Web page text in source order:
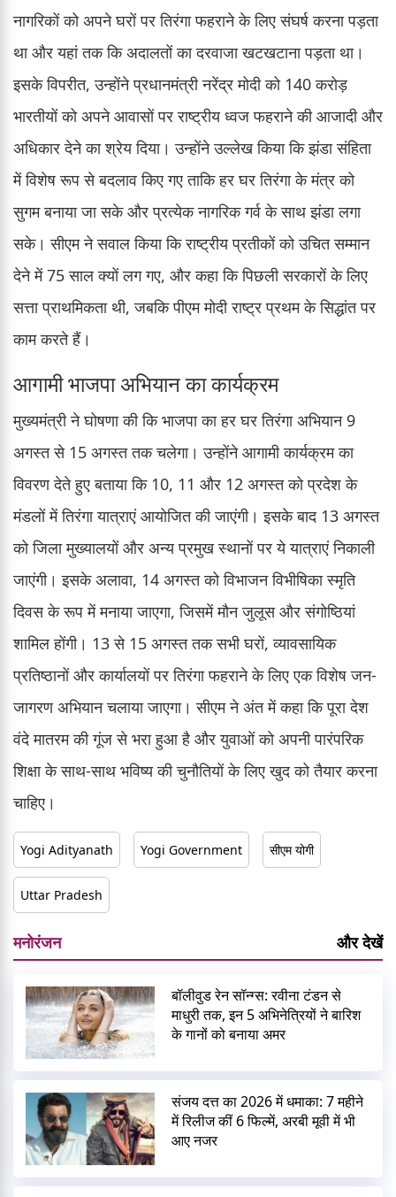
नागरिकों को अपने घरों पर तिरंगा फहराने के लिए संघर्ष करना पड़ता
था और यहां तक कि अदालतों का दरवाजा खटखटाना पड़ता था।
इसके विपरीत, उन्होंने प्रधानमंत्री नरेंद्र मोदी को 140 करोड़
भारतीयों को अपने आवासों पर राष्ट्रीय ध्वज फहराने की आजादी और
अधिकार देने का श्रेय दिया। उन्होंने उल्लेख किया कि झंडा संहिता
में विशेष रूप से बदलाव किए गए ताकि हर घर तिरंगा के मंत्र को
सुगम बनाया जा सके और प्रत्येक नागरिक गर्व के साथ झंडा लगा
सके। सीएम ने सवाल किया कि राष्ट्रीय प्रतीकों को उचित सम्मान
देने में 75 साल क्यों लग गए, और कहा कि पिछली सरकारों के लिए
सत्ता प्राथमिकता थी, जबकि पीएम मोदी राष्ट्र प्रथम के सिद्धांत पर
काम करते हैं।
आगामी भाजपा अभियान का कार्यक्रम
मुख्यमंत्री ने घोषणा की कि भाजपा का हर घर तिरंगा अभियान 9
अगस्त से 15 अगस्त तक चलेगा। उन्होंने आगामी कार्यक्रम का
विवरण देते हुए बताया कि 10, 11 और 12 अगस्त को प्रदेश के
मंडलों में तिरंगा यात्राएं आयोजित की जाएंगी। इसके बाद 13 अगस्त
को जिला मुख्यालयों और अन्य प्रमुख स्थानों पर ये यात्राएं निकाली
जाएंगी। इसके अलावा, 14 अगस्त को विभाजन विभीषिका स्मृति
दिवस के रूप में मनाया जाएगा, जिसमें मौन जुलूस और संगोष्ठियां
शामिल होंगी। 13 से 15 अगस्त तक सभी घरों, व्यावसायिक
प्रतिष्ठानों और कार्यालयों पर तिरंगा फहराने के लिए एक विशेष जन-
जागरण अभियान चलाया जाएगा। सीएम ने अंत में कहा कि पूरा देश
वंदे मातरम की गूंज से भरा हुआ है और युवाओं को अपनी पारंपरिक
शिक्षा के साथ-साथ भविष्य की चुनौतियों के लिए खुद को तैयार करना
चाहिए।
Yogi Adityanath Yogi Government सीएम योगी
Uttar Pradesh
मनोरंजन और देखें
बॉलीवुड रेन सॉन्ग्स: रवीना टंडन से
माधुरी तक, इन 5 अभिनेत्रियों ने बारिश
के गानों को बनाया अमर
संजय दत्त का 2026 में धमाका: 7 महीने
में रिलीज कीं 6 फिल्में, अरबी मूवी में भी
आए नजर